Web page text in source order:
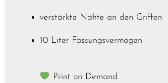
verstärkte Nähte an den Griffen
10 Liter Fassungsvermögen
Print on Demand